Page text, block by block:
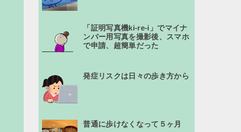
「証明写真機ki-re-i」でマイナ
ンバー用写真を撮影後、スマホ
で申請、超簡単だった
発症リスクは日々の歩き方から
普通に歩けなくなって５ヶ月